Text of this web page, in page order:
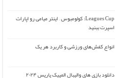
Leagues Cup: کولومبوس – اینتر میامی رو اپارات
اسپرت ببنید
انواع کفش‌های ورزشی و کاربرد هر یک
دانلود بازی های والیبال المپیک پاریس ۲۰۲۴